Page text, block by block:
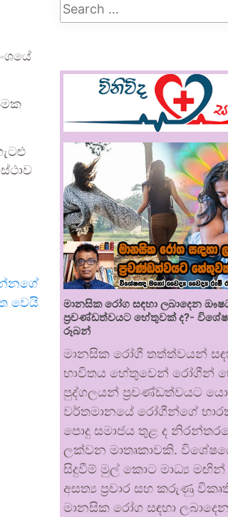
වෙයි
මානසික රෝග සඳහා ලබාදෙන
ප්‍රචණ්ඩත්වයට හේතුවක් ද?-
රූබන්
මානසික රෝගී තත්ත්වයන්
භාවිතය හේතුවෙන් රෝගීන්
පුද්ගලයන් ප්‍රචණ්ඩත්වයට
වර්තමානයේ රෝගීන්ගේ
පොදු සමාජය තුළ ද
ලක්වන මාතෘකාවකි.
සිදුවීම් මුල් කොට මාධ්‍ය මඟින්
අසත්‍ය ප්‍රචාර සහ කරුණු
මානසික රෝග සඳහා